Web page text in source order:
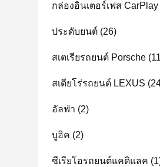
กล่องอินเตอร์เฟส CarPlay
ประดับยนต์ (26)
สเตเรียรถยนต์ Porsche
สเตียโร่รถยนต์ LEXUS
อัลฟ่า (2)
บูอิค (2)
ซีเรียโอรถยนต์แคดิแลค